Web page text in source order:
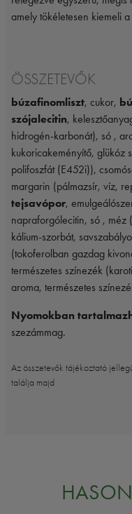
amely tökéletesen kiemeli
ÖSSZETEVŐK
búzafinomliszt, cukor,
szójalecitin,
hidrogén-karbonát), só ,
kukoricakeményítő, glükóz
polifoszfát (E452i)),
margarin (pálmazsír, víz,
tejsavópor,
napraforgólecitin, só , méz
kálium-szorbát,
(tokoferolban gazdag
természetes színezék
aroma, természetes
Nyomokban
szezámmag.
Az összetevők tájékoztató
találja majd